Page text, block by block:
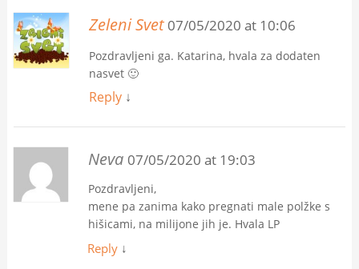
Zeleni Svet 07/05/2020 at 10:06
Pozdravljeni ga. Katarina, hvala za dodaten
nasvet 🙂
Reply ↓
Neva 07/05/2020 at 19:03
Pozdravljeni,
mene pa zanima kako pregnati male polžke s
hišicami, na milijone jih je. Hvala LP
Reply ↓